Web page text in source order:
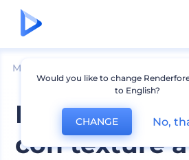
Mockup
Mockup
con texture
Would you like to change
to English?
CHANGE No,